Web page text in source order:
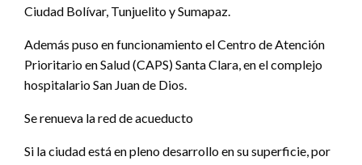
Ciudad Bolívar, Tunjuelito y Sumapaz.
Además puso en funcionamiento el Centro de Atención
Prioritario en Salud (CAPS) Santa Clara, en el complejo
hospitalario San Juan de Dios.
Se renueva la red de acueducto
Si la ciudad está en pleno desarrollo en su superficie, por